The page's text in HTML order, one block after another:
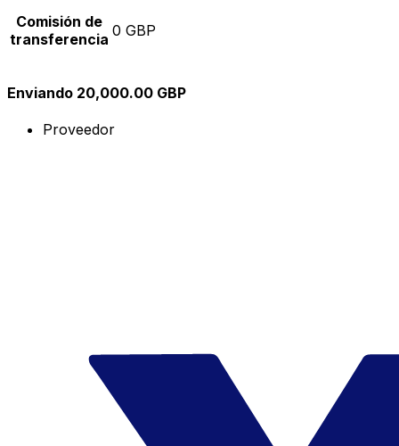
Comisión de
transferencia 0 GBP
Enviando 20,000.00 GBP
Proveedor